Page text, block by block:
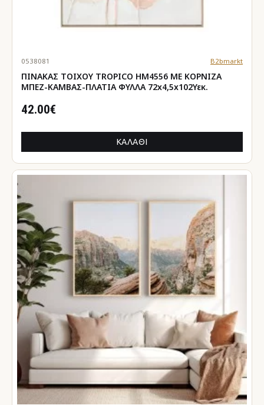
0538081 B2bmarkt
ΠΙΝΑΚΑΣ TOIXOY TROPICO HM4556 ΜΕ ΚΟΡΝΙΖΑ
ΜΠΕΖ-ΚΑΜΒΑΣ-ΠΛΑΤΙΑ ΦΥΛΛΑ 72x4,5x102Υεκ.
42.00€
ΚΑΛΆΘΙ